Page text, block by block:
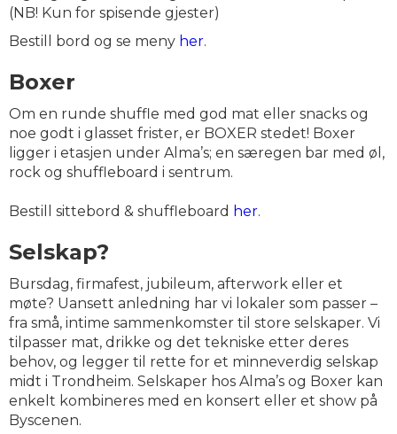
(NB! Kun for spisende gjester)
Bestill bord og se meny her.
Boxer
Om en runde shuffle med god mat eller snacks og
noe godt i glasset frister, er BOXER stedet! Boxer
ligger i etasjen under Alma’s; en særegen bar med øl,
rock og shuffleboard i sentrum.
Bestill sittebord & shuffleboard her.
Selskap?
Bursdag, firmafest, jubileum, afterwork eller et
møte? Uansett anledning har vi lokaler som passer –
fra små, intime sammenkomster til store selskaper. Vi
tilpasser mat, drikke og det tekniske etter deres
behov, og legger til rette for et minneverdig selskap
midt i Trondheim. Selskaper hos Alma’s og Boxer kan
enkelt kombineres med en konsert eller et show på
Byscenen.